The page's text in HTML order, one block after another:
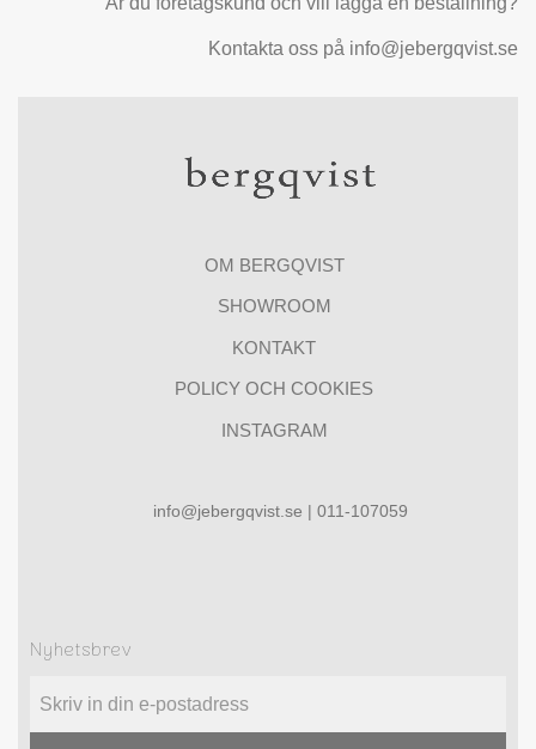
Kontakta oss på info@jebergqvist.se
OM BERGQVIST
SHOWROOM
KONTAKT
POLICY OCH COOKIES
INSTAGRAM
info@jebergqvist.se | 011-107059
Nyhetsbrev